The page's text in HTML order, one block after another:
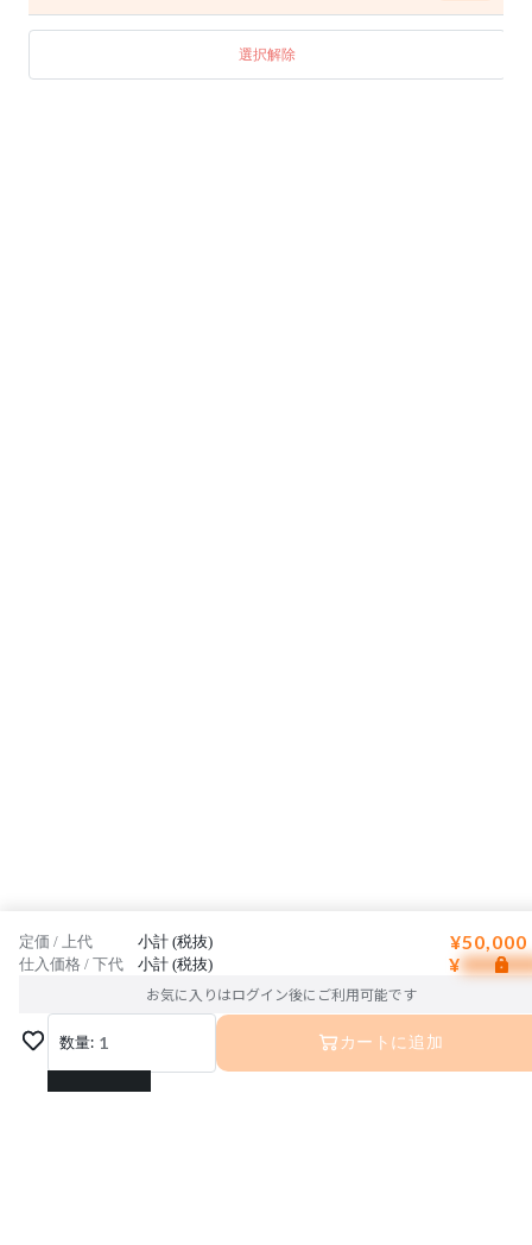
選択解除
定価 / 上代 小計 (税抜) ¥50,000
仕入価格 / 下代 小計 (税抜) ¥
お気に入りはログイン後にご利用可能です
数量: 1
1
カートに追加